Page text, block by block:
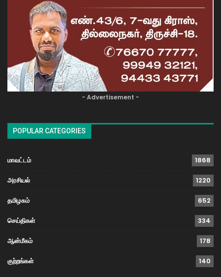
- Advertisement -
POPULAR CATEGORIES
மாவட்டம் 1868
அரசியல் 1220
தமிழகம் 652
செய்திகள் 334
ஆன்மீகம் 178
குற்றங்கள் 140